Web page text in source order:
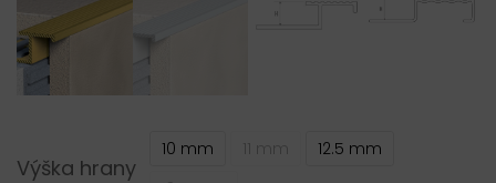
Výška hrany
10 mm
12.5 mm